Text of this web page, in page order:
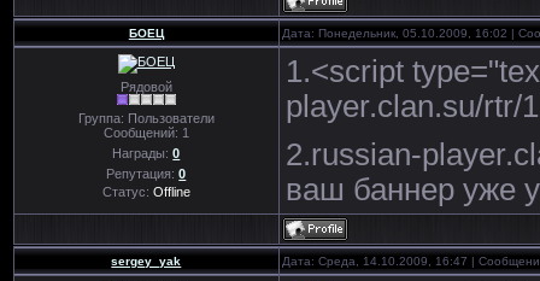
БОЕЦ Дата: Понедельник, 05.10.2009, 16:02 |
Рядовой
Группа: Пользователи
Сообщений: 1
Награды:0
Репутация:0
Статус: Offline
1.<script
player.clan.su/rtr/
2.russian-
ваш баннер уже
sergey_yak Дата: Среда, 14.10.2009, 16:47 |